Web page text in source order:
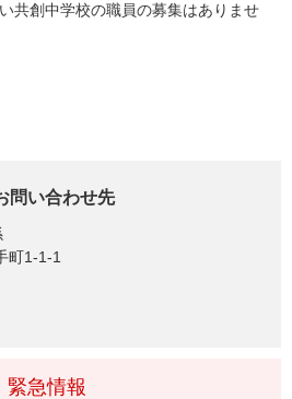
共創中学校の職員の募集はありませ
問い合わせ先
町1-1-1
緊急情報